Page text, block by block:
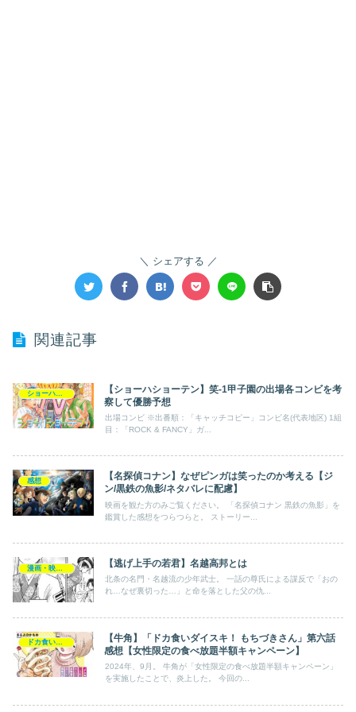
シェアする
関連記事
【ショーハショーテン】笑-1甲子園の出場各コンビを考
察して優勝予想
出場コンビ ※出番順：「キャッチコピー」コンビ名(代表地区) 1組
目：「ROCK & FANCY」ガ...
感想
【名探偵コナン】なぜピンガは笑ったのか考える【ジ
ン/黒鉄の魚影/ネタバレに配慮】
映画を観た方のみご覧ください。 「名探偵コナン 黒鉄の魚影」を
鑑賞した感想をつらつらと。 ストーリー...
【逃げ上手の若君】名越高邦とは
北条の名門・名越流の少年武士。 一話の尊氏による謀反で「おの
れ…なぜ裏切った…」と命を落とした父の仇...
ドカ食いダイスキ！ もちづきさん
【牛角】「ドカ食いダイスキ！ もちづきさん」第六話
感想【女性限定の食べ放題半額キャンペーン】
2024年、9月。 牛角が「女性限定の食べ放題半額キャンペーン」
を実施したことで、炎上した。 今回の...